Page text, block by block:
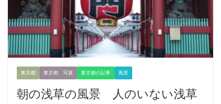
東京都 東京都 写真 東京都の記事 風景
朝の浅草の風景 人のいない浅草